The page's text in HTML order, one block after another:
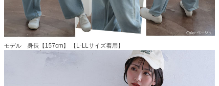
モデル 身長【157cm】 【L-LLサイズ着用】